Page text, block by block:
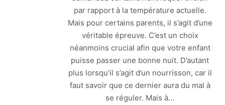
par rapport à la température actuelle.
Mais pour certains parents, il s’agit d’une
véritable épreuve. C’est un choix
néanmoins crucial afin que votre enfant
puisse passer une bonne nuit. D’autant
plus lorsqu’il s’agit d’un nourrisson, car il
faut savoir que ce dernier aura du mal à
se réguler. Mais à…